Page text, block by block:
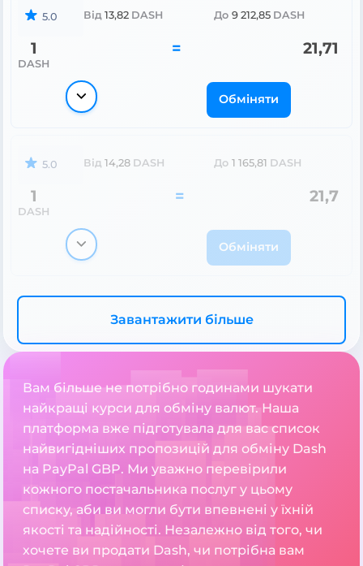
5.0 Від 13,82 DASH До 9 212,85 DASH
1
DASH
= 21,71
Обміняти
5.0 Від 14,28 DASH До 1 165,81 DASH
1
DASH
= 21,7
Обміняти
Завантажити більше
Вам більше не потрібно годинами шукати
найкращі курси для обміну валют. Наша
платформа вже підготувала для вас список
найвигідніших пропозицій для обміну Dash
на PayPal GBP. Ми уважно перевірили
кожного постачальника послуг у цьому
списку, аби ви могли бути впевнені у їхній
якості та надійності. Незалежно від того, чи
хочете ви продати Dash, чи потрібна вам